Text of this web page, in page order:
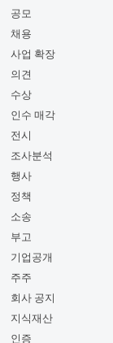
공모
채용
사업 확장
의견
수상
인수 매각
전시
조사분석
행사
정책
소송
부고
기업공개
주주
회사 공지
지식재산
인증